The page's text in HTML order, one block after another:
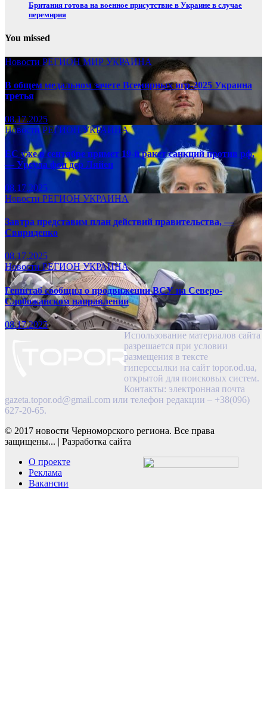
Британия готова на военное присутствие в Украине в случае
перемирия
You missed
Новости РЕГИОНМИР УКРАИНА
В общем медальном зачете Всемирных игр-2025 Украина
третья
08.17.2025
НовостиРЕГИОНУКРАИНА
ЕС уже в сентябре примет 19-й ракет санкций против рф,
— Урсула фон дер Ляйен
08.17.2025
Новости РЕГИОН УКРАИНА
Завтра представим план действий правительства, —
Свириденко
08.17.2025
НовостиРЕГИОНУКРАИНА
Генштаб сообщил о продвижении ВСУ на Северо-
Слобожанском направлении
08.17.2025
Использование материалов сайта
разрешается при условии
размещения в тексте
гиперссылки на сайт topor.od.ua,
открытой для поисковых систем.
Контакты: электронная почта
gazeta.topor.od@gmail.com или телефон редакции – +38(096)
627-20-65.
© 2017 новости Черноморского региона. Все права
защищены... | Разработка сайта
О проекте
Реклама
Вакансии